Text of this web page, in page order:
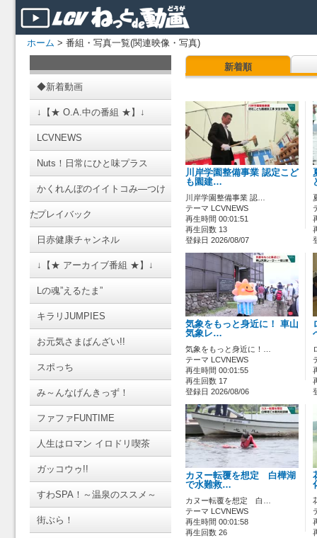
ホーム > 番組・写真一覧(関連映像・写真)
◆新着動画
↓【★ O.A.中の番組 ★】↓
LCVNEWS
Nuts！日常にひと味プラス
かくれんぼのイイトコみ―つけ
たプレイバック
日赤健康チャンネル
↓【★ アーカイブ番組 ★】↓
Lの魂”えるたま”
キラリJUMPIES
お元気さまばんざい!!
スポっち
み～んなげんきっず！
ファファFUNTIME
人生はロマン イロドリ喫茶
ガッコウゥ!!
すわSPA！～温泉のススメ～
街ぶら！
新着順
川岸学園整備事業 認定こど
も園建…
川岸学園整備事業 認…
テーマ LCVNEWS
再生時間 00:01:51
再生回数 13
登録日 2026/08/07
気象をもっと身近に！ 車山
気象レ…
気象をもっと身近に！…
テーマ LCVNEWS
再生時間 00:01:55
再生回数 17
登録日 2026/08/06
カヌー転覆を想定 白樺湖
で水難救…
カヌー転覆を想定 白…
テーマ LCVNEWS
再生時間 00:01:58
再生回数 26